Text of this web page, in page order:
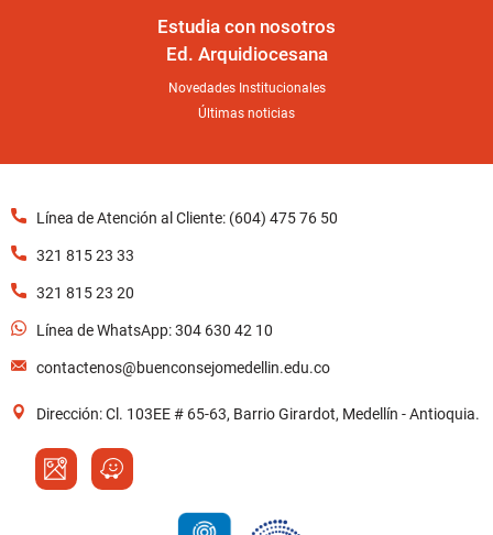
Estudia con nosotros
Ed. Arquidiocesana
Novedades Institucionales
Últimas noticias
Línea de Atención al Cliente: (604) 475 76 50
321 815 23 33
321 815 23 20
Línea de WhatsApp: 304 630 42 10
contactenos@buenconsejomedellin.edu.co
Dirección: Cl. 103EE # 65-63, Barrio Girardot, Medellín - Antioquia.